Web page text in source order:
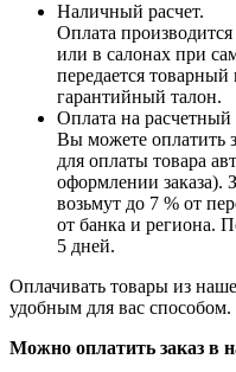
Наличный расчет.
Оплата
или в салонах при
передается
гарантийный талон.
Оплата на расчетный
Вы можете оплатить
для оплаты товара
оформлении заказа).
возьмут до 7 % от
от банка и региона.
5 дней.
Оплачивать товары из
удобным для вас способом.
Можно оплатить заказ в